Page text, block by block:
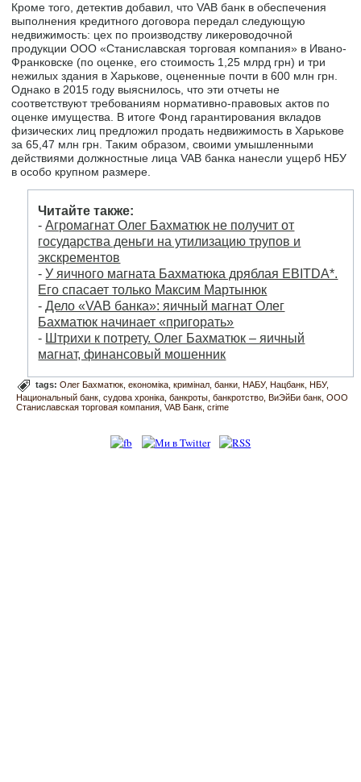
Кроме того, детектив добавил, что VAB банк в обеспечения
выполнения кредитного договора передал следующую
недвижимость: цех по производству ликероводочной
продукции ООО «Станиславская торговая компания» в Ивано-
Франковске (по оценке, его стоимость 1,25 млрд грн) и три
нежилых здания в Харькове, оцененные почти в 600 млн грн.
Однако в 2015 году выяснилось, что эти отчеты не
соответствуют требованиям нормативно-правовых актов по
оценке имущества. В итоге Фонд гарантирования вкладов
физических лиц предложил продать недвижимость в Харькове
за 65,47 млн грн. Таким образом, своими умышленными
действиями должностные лица VAB банка нанесли ущерб НБУ
в особо крупном размере.
Читайте также:
-Агромагнат Олег Бахматюк не получит от
государства деньги на утилизацию трупов и
экскрементов
-У яичного магната Бахматюка дряблая EBITDA*.
Его спасает только Максим Мартынюк
-Дело «VAB банка»: яичный магнат Олег
Бахматюк начинает «пригорать»
- Штрихи к потрету. Олег Бахматюк – яичный
магнат, финансовый мошенник
tags:Олег Бахматюк економіка кримінал банки НАБУ Нацбанк НБУ
Национальный банк судова хроніка банкроты банкротство ВиЭйБи банк ООО
Станиславская торговая компания VAB Банк crime